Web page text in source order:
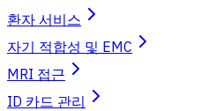
환자 서비스
자기 적합성 및 EMC
MRI 접근
ID 카드 관리